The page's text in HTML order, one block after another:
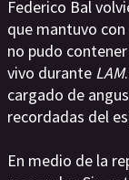
Federico Bal
que mantuvo con
no pudo
vivo durante LAM
cargado de
recordadas del
En medio de la